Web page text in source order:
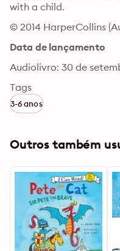
with a child.
© 2014 HarperCollins
Data de lançamento
Audiolivro: 30 de
Tags
3-6 anos
Outros também